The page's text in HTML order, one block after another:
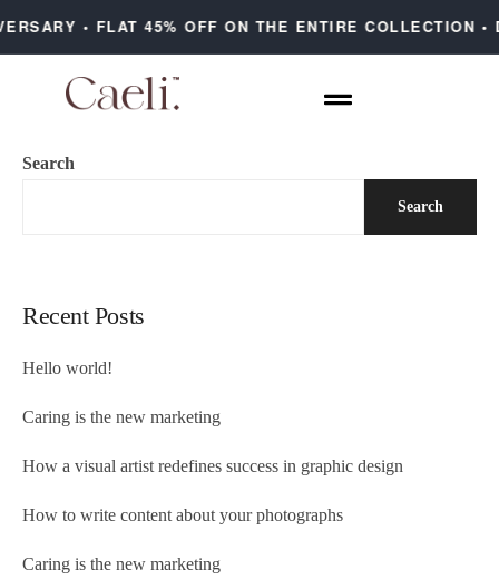
• FLAT 45% OFF ON THE ENTIRE COLLECTION •
Search
Search
Recent Posts
Hello world!
Caring is the new marketing
How a visual artist redefines success in graphic design
How to write content about your photographs
Caring is the new marketing